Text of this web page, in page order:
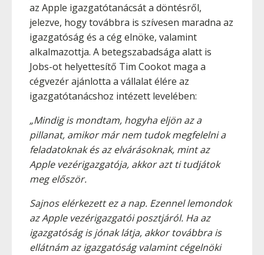
az Apple igazgatótanácsát a döntésről,
jelezve, hogy továbbra is szívesen maradna az
igazgatóság és a cég elnöke, valamint
alkalmazottja. A betegszabadsága alatt is
Jobs-ot helyettesítő Tim Cookot maga a
cégvezér ajánlotta a vállalat élére az
igazgatótanácshoz intézett levelében:
„Mindig is mondtam, hogyha eljön az a
pillanat, amikor már nem tudok megfelelni a
feladatoknak és az elvárásoknak, mint az
Apple vezérigazgatója, akkor azt ti tudjátok
meg először.
Sajnos elérkezett ez a nap. Ezennel lemondok
az Apple vezérigazgatói posztjáról. Ha az
igazgatóság is jónak látja, akkor továbbra is
ellátnám az igazgatóság valamint cégelnöki